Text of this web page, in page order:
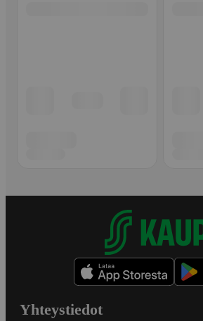
Yhteystiedot